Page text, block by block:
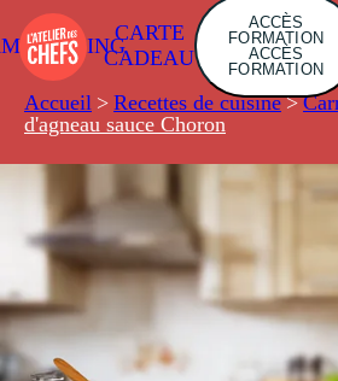
CARTE
CADEAU
ACCÈS
FORMATION
ACCÈS
FORMATION
Accueil > Recettes de cuisine >
d'agneau sauce Choron